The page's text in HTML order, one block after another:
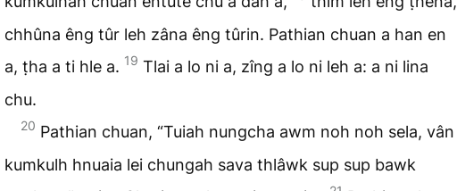
chhûna êng tûr leh zâna êng tûrin. Pathian chuan a han en
a, ṭha a ti hle a. 19 Tlai a lo ni a, zîng a lo ni leh a: a ni lina
chu.
20 Pathian chuan, “Tuiah nungcha awm noh noh sela, vân
kumkulh hnuaia lei chungah sava thlâwk sup sup bawk